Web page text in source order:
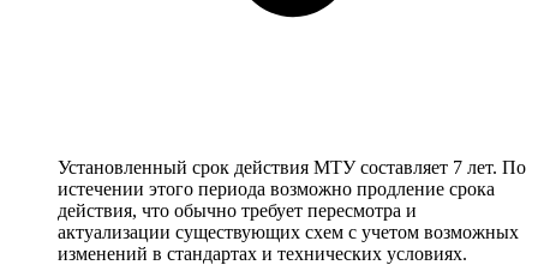
Установленный срок действия МТУ составляет 7 лет. По
истечении этого периода возможно продление срока
действия, что обычно требует пересмотра и
актуализации существующих схем с учетом возможных
изменений в стандартах и технических условиях.